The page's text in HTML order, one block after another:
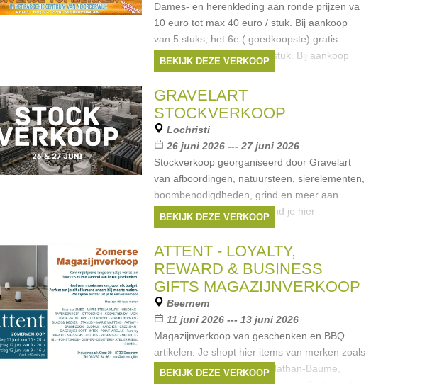
Dames- en herenkleding aan ronde prijzen va
10 euro tot max 40 euro / stuk. Bij aankoop
van 5 stuks, het 6e ( goedkoopste) gratis.
Kinderkleding aan 5 euro/ stuk. Bij aankoop
van 10 stuks, het 11e gratis.
Merken:Tom Tailor
Art, NZA ,Petrol Industries
BEKIJK DEZE VERKOOP
GRAVELART
STOCKVERKOOP
Lochristi
26 juni 2026 --- 27 juni 2026
Stockverkoop georganiseerd door Gravelart
van afboordingen, natuursteen, sierelementen,
boombenodigdheden, grind en meer aan
bodemprijzen. Meer info vind je hier
BEKIJK DEZE VERKOOP
ATTENT - LOYALTY,
REWARD & BUSINESS
GIFTS MAGAZIJNVERKOOP
Beernem
11 juni 2026 --- 13 juni 2026
Magazijnverkoop van geschenken en BBQ
artikelen. Je shopt hier items van merken zoals
Bose, Smeg, Le Creuset, Nathan-Baume,
Sergio Herman, Fatboy, Roncato, Barbecook,
BEKIJK DEZE VERKOOP